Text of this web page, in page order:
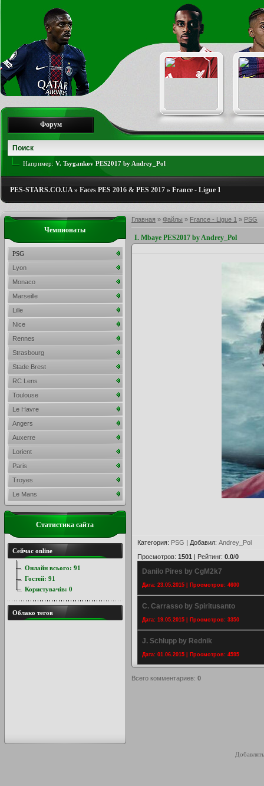
Форум
Например: V. Tsygankov PES2017 by Andrey_Pol
PES-STARS.CO.UA» Faces PES 2016 & PES 2017 » France - Ligue 1
Главная » Файлы » France - Ligue 1 » PSG
I. Mbaye PES2017 by Andrey_Pol
Категория: PSG | Добавил: Andrey_Pol
Просмотров: 1501 | Рейтинг: 0.0/0
Danilo Pires by CgM2k7
Дата: 23.05.2015 | Просмотров: 4600
C. Carrasso by Spiritusanto
Дата: 19.05.2015 | Просмотров: 3350
J. Schlupp by Rednik
Дата: 01.06.2015 | Просмотров: 4595
Всего комментариев: 0
Чемпионаты
PSG
Lyon
Monaco
Marseille
Lille
Nice
Rennes
Strasbourg
Stade Brest
RC Lens
Toulouse
Le Havre
Angers
Auxerre
Lorient
Paris
Troyes
Le Mans
Статистика сайта
Сейчас online
Онлайн всього: 91
Гостей: 91
Користувачів: 0
Облако тегов